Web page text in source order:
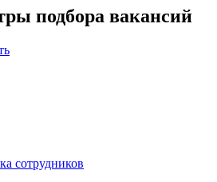
подбора вакансий
сотрудников